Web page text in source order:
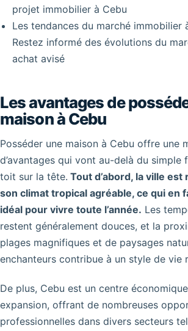
projet immobilier à Cebu
Les tendances du marché immobilier
Restez informé des évolutions du
achat avisé
Les avantages de
maison à Cebu
Posséder une maison à Cebu offre une
d’avantages qui vont au-delà du simple
toit sur la tête. Tout d’abord, la ville
son climat tropical agréable, ce qui en
idéal pour vivre toute l’année. Les
restent généralement douces, et la
plages magnifiques et de paysages
enchanteurs contribue à un style de vie
De plus, Cebu est un centre
expansion, offrant de nombreuses
professionnelles dans divers secteurs